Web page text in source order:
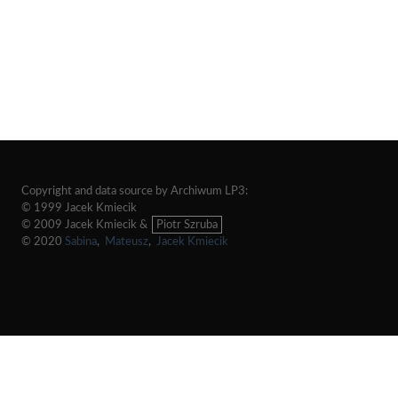
Copyright and data source by Archiwum LP3:
© 1999 Jacek Kmiecik
© 2009 Jacek Kmiecik &
Piotr Szruba
© 2020 Sabina, Mateusz, Jacek Kmiecik